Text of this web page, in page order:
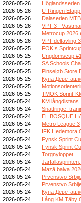
2026-05-26
2026-05-26
U-Ringen
2026-05-26
Dalaserien
2026-05-26
VPT 3 -
2026-05-26
Metrocup 2026
2026-05-26
VPT deltävling 3
2026-05-25
FOK:s
2026-05-25
Ungdomscup #1
2026-05-25
SA Schools
2026-05-25
Pinseløb Store
2026-05-25
Купа
2026-05-25
2026-05-25
TMOK Sprint-
2026-05-24
KM långdistans
2026-05-24
Snättringe:
2026-05-24
EL BOSQUE
2026-05-24
Metro League 3
2026-05-24
IFK Hedemora
2026-05-24
Fynsk Sprint
2026-05-24
Fynsk Sprint
2026-05-24
Torgnyloppet
2026-05-24
2026-05-24
Mazā balva
2026-05-24
Prvenstvo
2026-05-24
Prvenstvo
2026-05-24
Купа
2026-05-24
Lång KM Täby